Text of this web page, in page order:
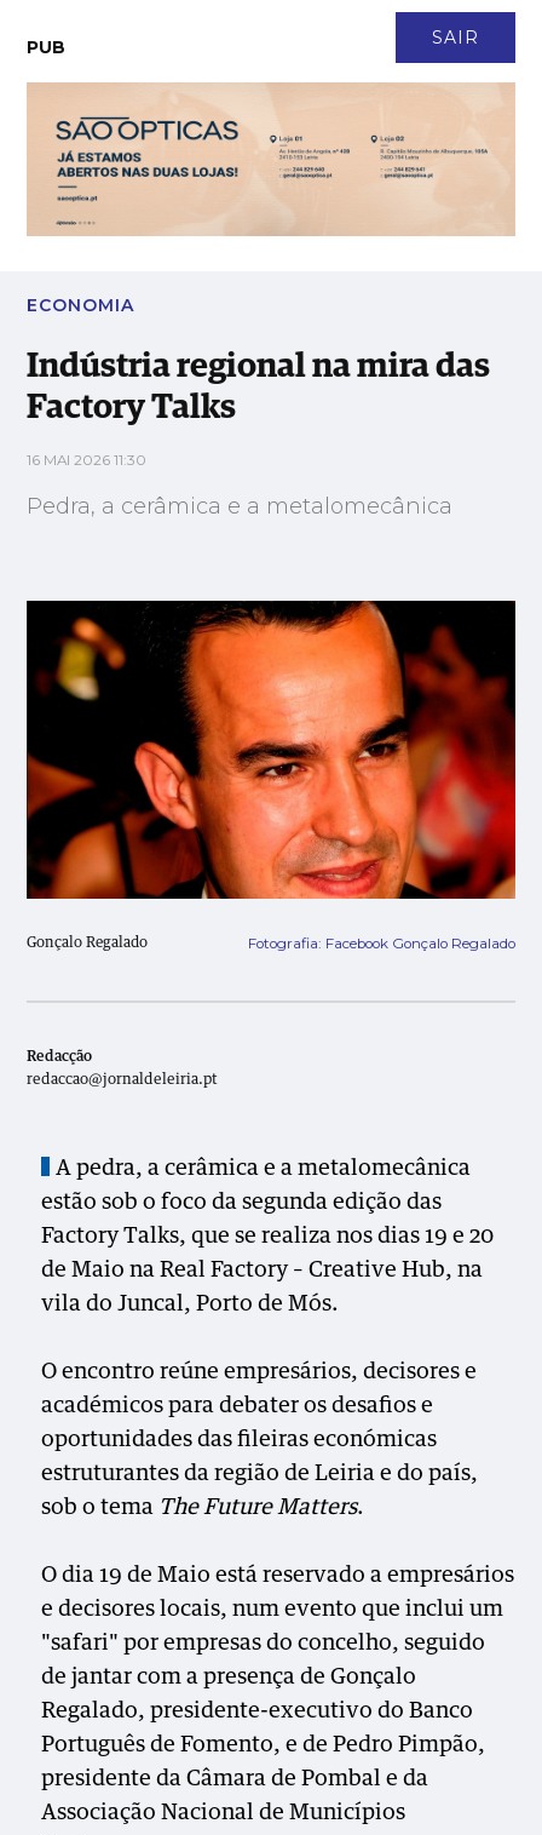
SAIR
PUB
Indústria regional na mira das Factory Talks
ECONOMIA
Indústria regional na mira das
Factory Talks
16 MAI 2026 11:30
Pedra, a cerâmica e a metalomecânica
Gonçalo Regalado Fotografia: Facebook Gonçalo Regalado
Redacção
redaccao@jornaldeleiria.pt
A pedra, a cerâmica e a metalomecânica
estão sob o foco da segunda edição das
Factory Talks, que se realiza nos dias 19 e 20
de Maio na Real Factory – Creative Hub, na
vila do Juncal, Porto de Mós.
O encontro reúne empresários, decisores e
académicos para debater os desafios e
oportunidades das fileiras económicas
estruturantes da região de Leiria e do país,
sob o tema The Future Matters.
O dia 19 de Maio está reservado a empresários
e decisores locais, num evento que inclui um
"safari" por empresas do concelho, seguido
de jantar com a presença de Gonçalo
Regalado, presidente-executivo do Banco
Português de Fomento, e de Pedro Pimpão,
presidente da Câmara de Pombal e da
Associação Nacional de Municípios